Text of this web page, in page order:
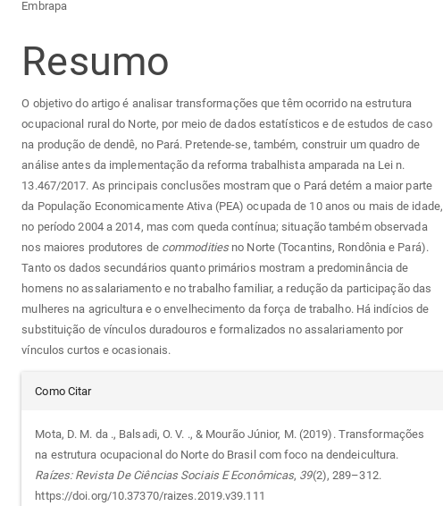
Embrapa
Resumo
O objetivo do artigo é analisar transformações que têm ocorrido na estrutura
ocupacional rural do Norte, por meio de dados estatísticos e de estudos de caso
na produção de dendê, no Pará. Pretende-se, também, construir um quadro de
análise antes da implementação da reforma trabalhista amparada na Lei n.
13.467/2017. As principais conclusões mostram que o Pará detém a maior parte
da População Economicamente Ativa (PEA) ocupada de 10 anos ou mais de idade,
no período 2004 a 2014, mas com queda contínua; situação também observada
nos maiores produtores de commoditiesno Norte (Tocantins, Rondônia e Pará).
Tanto os dados secundários quanto primários mostram a predominância de
homens no assalariamento e no trabalho familiar, a redução da participação das
mulheres na agricultura e o envelhecimento da força de trabalho. Há indícios de
substituição de vínculos duradouros e formalizados no assalariamento por
vínculos curtos e ocasionais.
Detalhes
do
artigo
Como Citar
Mota, D. M. da ., Balsadi, O. V. ., & Mourão Júnior, M. (2019). Transformações
na estrutura ocupacional do Norte do Brasil com foco na dendeicultura.
Raízes: Revista De Ciências Sociais E Econômicas, 39(2), 289–312.
https://doi.org/10.37370/raizes.2019.v39.111